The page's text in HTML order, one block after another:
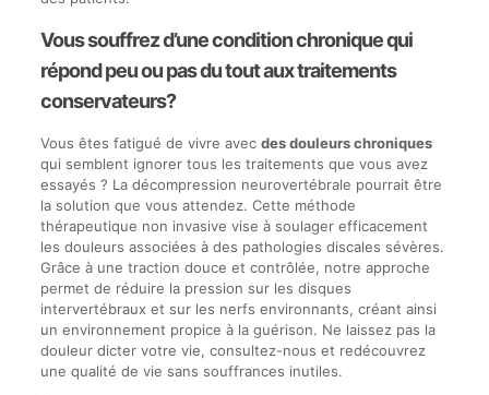
Vous souffrez d’une condition chronique qui
répond peu ou pas du tout aux traitements
conservateurs?
Vous êtes fatigué de vivre avec des douleurs chroniques
qui semblent ignorer tous les traitements que vous avez
essayés ? La décompression neurovertébrale pourrait être
la solution que vous attendez. Cette méthode
thérapeutique non invasive vise à soulager efficacement
les douleurs associées à des pathologies discales sévères.
Grâce à une traction douce et contrôlée, notre approche
permet de réduire la pression sur les disques
intervertébraux et sur les nerfs environnants, créant ainsi
un environnement propice à la guérison. Ne laissez pas la
douleur dicter votre vie, consultez-nous et redécouvrez
une qualité de vie sans souffrances inutiles.